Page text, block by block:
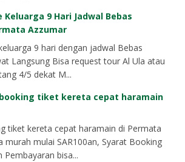
Keluarga 9 Hari Jadwal Bebas
Azzumar
9 hari dengan jadwal Bebas
Langsung Bisa request tour Al Ula atau
4/5 dekat M...
tiket kereta cepat haramain
tiket kereta cepat haramain di Permata
murah mulai SAR100an, Syarat Booking
bisa...